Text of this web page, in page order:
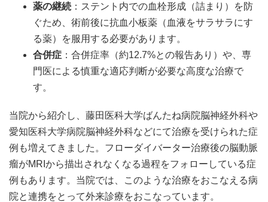
薬の継続 ：ステント内での血栓形成（詰まり）を防
ぐため、術前後に抗血小板薬（血液をサラサラにす
る薬）を服用する必要があります。
合併症 ：合併症率（約12.7%との報告あり）や、専
門医による慎重な適応判断が必要な高度な治療で
す。
当院から紹介し、藤田医科大学ばんたね病院脳神経外科や
愛知医科大学病院脳神経外科などにて治療を受けられた症
例も増えてきました。フローダイバーター治療後の脳動脈
瘤がMRIから描出されなくなる過程をフォローしている症
例もあります。当院では、このような治療をおこなえる病
院と連携をとって外来診療をおこなっています。